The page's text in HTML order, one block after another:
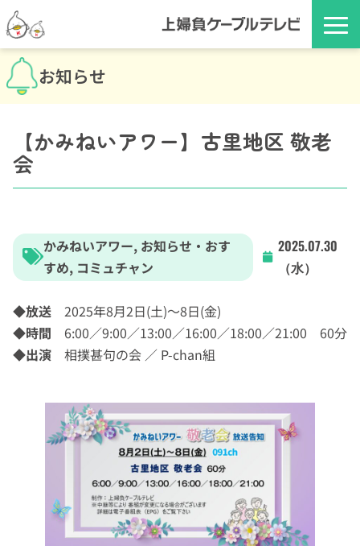
お知らせ
【かみねいアワー】古里地区 敬老
会
かみねいアワー, お知らせ・おす
すめ, コミュチャン
2025.07.30
（水）
◆放送 2025年8月2日(土)～8日(金)
◆時間 6:00／9:00／13:00／16:00／18:00／21:00 60分
◆出演 相撲甚句の会 ／ P-chan組